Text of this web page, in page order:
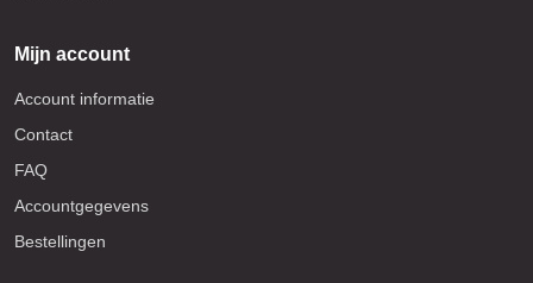
Mijn account
Account informatie
Contact
FAQ
Accountgegevens
Bestellingen